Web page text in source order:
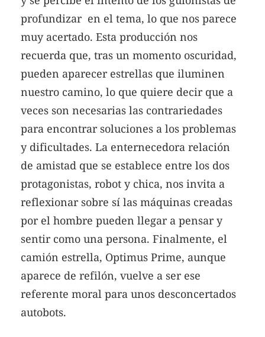
profundizar en el tema, lo que nos parece
muy acertado. Esta producción nos
recuerda que, tras un momento oscuridad,
pueden aparecer estrellas que iluminen
nuestro camino, lo que quiere decir que a
veces son necesarias las contrariedades
para encontrar soluciones a los problemas
y dificultades. La enternecedora relación
de amistad que se establece entre los dos
protagonistas, robot y chica, nos invita a
reflexionar sobre sí las máquinas creadas
por el hombre pueden llegar a pensar y
sentir como una persona. Finalmente, el
camión estrella, Optimus Prime, aunque
aparece de refilón, vuelve a ser ese
referente moral para unos desconcertados
autobots.